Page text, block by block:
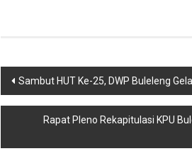
Navigasi
pos
Sambut HUT Ke-25, DWP Buleleng
Rapat Pleno Rekapitulasi KPU